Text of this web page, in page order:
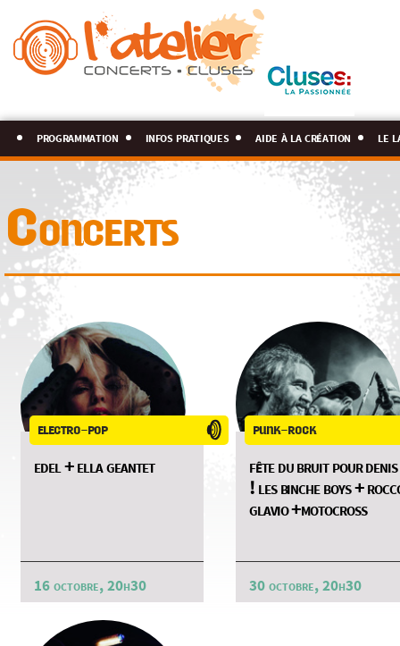
programmation infos pratiques aide à la création le
Concerts
electro-pop
edel + ella geantet
16 octobre, 20h30
punk-rock
fête du bruit pour denis
! les binche boys +
glavio +motocross
30 octobre, 20h30